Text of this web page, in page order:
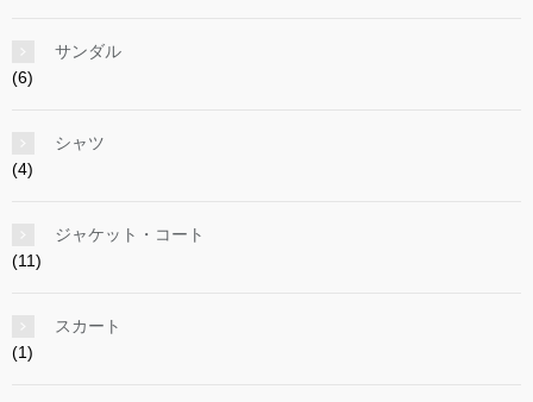
サンダル
(6)
シャツ
(4)
ジャケット・コート
(11)
スカート
(1)